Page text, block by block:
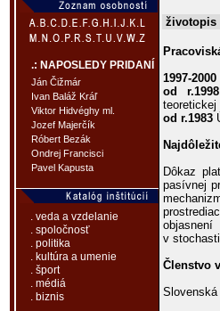
.: NAPOSLEDY PRIDANÍ
Ján Čižmár
Ivan Baláž Kráľ
Viktor Hidvéghy ml.
Jozef Majerčík
Róbert Bezák
Ondrej Francisci
Pavel Kapusta
. veda a vzdelanie
. spoločnosť
. politika
. kultúra a umenie
. šport
. médiá
. biznis
životopis
1997-2000
od r.1998
od r.1983
Dôkaz
pasívnej
v
Členstvo